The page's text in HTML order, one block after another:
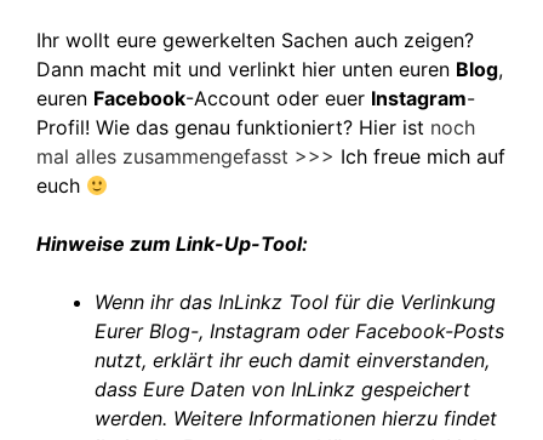
Ihr wollt eure gewerkelten Sachen auch zeigen?
Dann macht mit und verlinkt hier unten euren Blog,
euren Facebook-Account oder euer Instagram-
Profil! Wie das genau funktioniert? Hier ist noch
mal alles zusammengefasst >>> Ich freue mich auf
euch
Hinweise zum Link-Up-Tool:
Wenn ihr das InLinkz Tool für die Verlinkung
Eurer Blog-, Instagram oder Facebook-Posts
nutzt, erklärt ihr euch damit einverstanden,
dass Eure Daten von InLinkz gespeichert
werden. Weitere Informationen hierzu findet